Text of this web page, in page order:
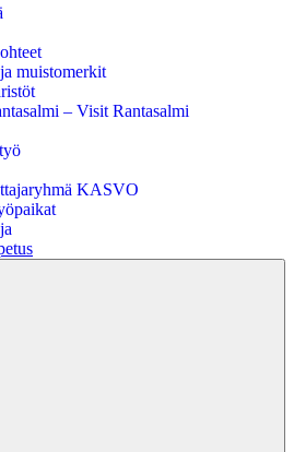
muistomerkit
– Visit Rantasalmi
KASVO